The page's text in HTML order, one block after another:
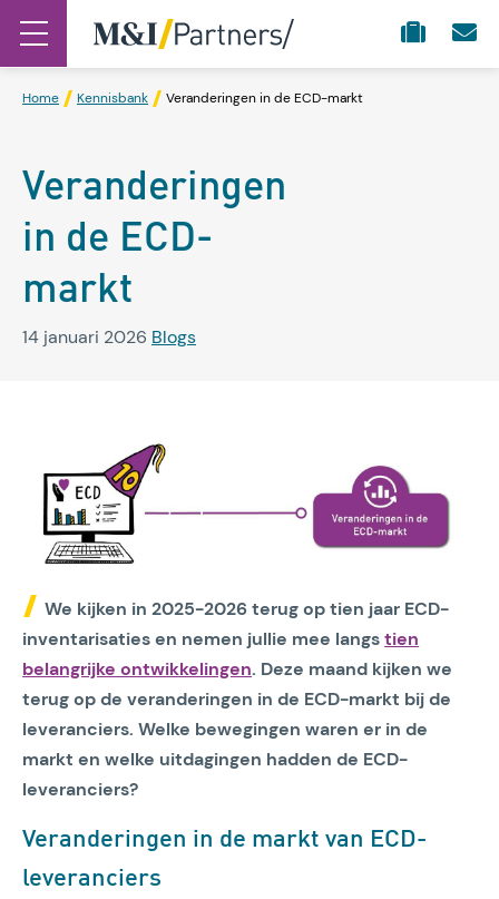
Home Kennisbank Veranderingen in de ECD-markt
Veranderingen
in de ECD-
markt
14 januari 2026 Blogs
We kijken in 2025-2026 terug op tien jaar ECD-
inventarisaties en nemen jullie mee langstien
belangrijke ontwikkelingen. Deze maand kijken we
terug op de veranderingen in de ECD-markt bij de
leveranciers. Welke bewegingen waren er in de
markt en welke uitdagingen hadden de ECD-
leveranciers?
Veranderingen in de markt van ECD-
leveranciers